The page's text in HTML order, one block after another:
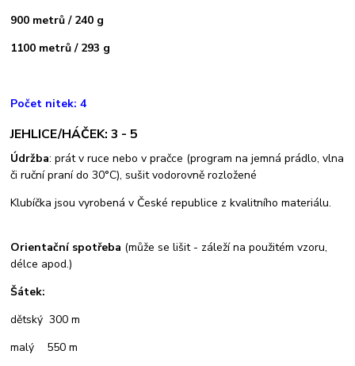
900 metrů / 240 g
1100 metrů / 293 g
Počet nitek: 4
JEHLICE/HÁČEK: 3 - 5
Údržba: prát v ruce nebo v pračce (program na jemná prádlo, vlna
či ruční praní do 30°C), sušit vodorovně rozložené
Klubíčka jsou vyrobená v České republice z kvalitního materiálu.
Orientační spotřeba (může se lišit - záleží na použitém vzoru,
délce apod.)
Šátek:
dětský 300 m
malý 550 m